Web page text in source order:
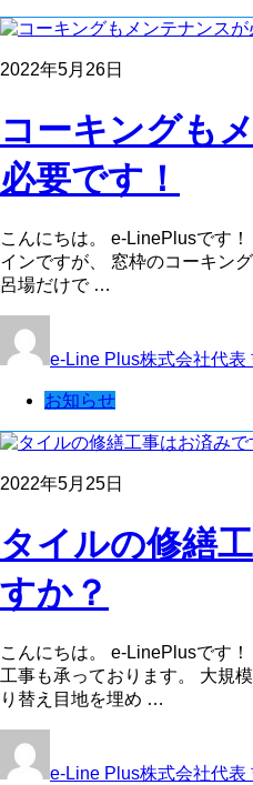
2022年5月26日
コーキングも
必要です！
こんにちは。 e-LinePlusです
インですが、 窓枠のコーキン
呂場だけで …
e-Line Plus株式会社代表
お知らせ
2022年5月25日
タイルの修繕
すか？
こんにちは。 e-LinePlusです
工事も承っております。 大規
り替え目地を埋め …
e-Line Plus株式会社代表